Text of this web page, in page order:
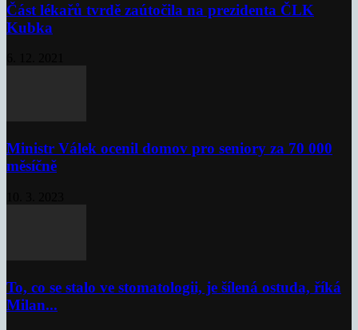
Část lékařů tvrdě zaútočila na prezidenta ČLK
Kubka
Ministr Válek ocenil domov pro seniory za 70 000
měsíčně
To, co se stalo ve stomatologii, je šílená ostuda, říká
Milan...